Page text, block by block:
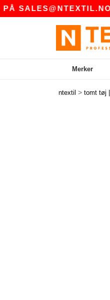
|
Merker
ntextil > tomt tøj